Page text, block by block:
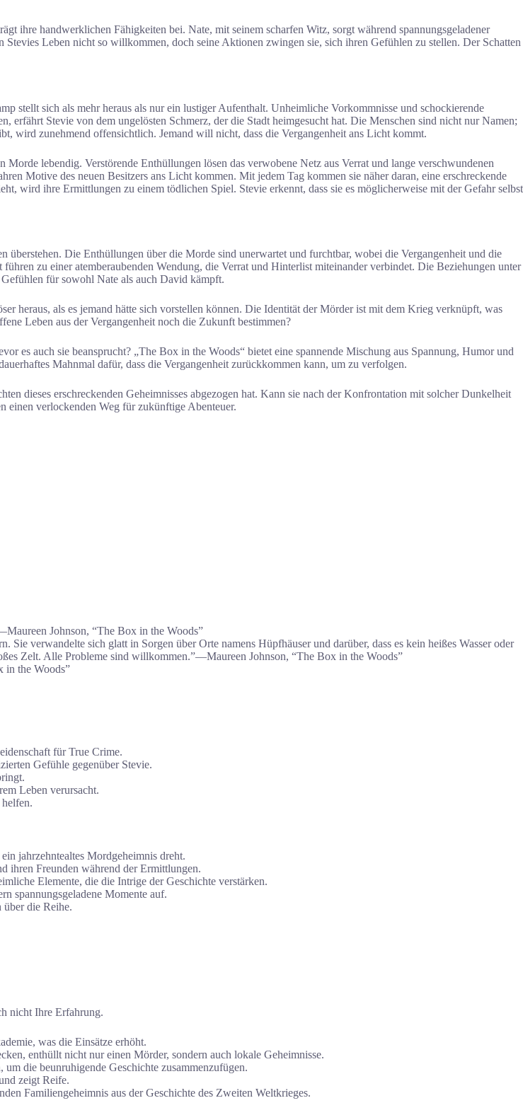
ihre handwerklichen Fähigkeiten bei. Nate, mit seinem scharfen Witz, sorgt während spannungsgeladener
Leben nicht so willkommen, doch seine Aktionen zwingen sie, sich ihren Gefühlen zu stellen. Der Schatten
stellt sich als mehr heraus als nur ein lustiger Aufenthalt. Unheimliche Vorkommnisse und schockierende
erfährt Stevie von dem ungelösten Schmerz, der die Stadt heimgesucht hat. Die Menschen sind nicht nur Namen;
wird zunehmend offensichtlich. Jemand will nicht, dass die Vergangenheit ans Licht kommt.
lebendig. Verstörende Enthüllungen lösen das verwobene Netz aus Verrat und lange verschwundenen
Motive des neuen Besitzers ans Licht kommen. Mit jedem Tag kommen sie näher daran, eine erschreckende
wird ihre Ermittlungen zu einem tödlichen Spiel. Stevie erkennt, dass sie es möglicherweise mit der Gefahr selbst
überstehen. Die Enthüllungen über die Morde sind unerwartet und furchtbar, wobei die Vergangenheit und die
zu einer atemberaubenden Wendung, die Verrat und Hinterlist miteinander verbindet. Die Beziehungen unter
für sowohl Nate als auch David kämpft.
heraus, als es jemand hätte sich vorstellen können. Die Identität der Mörder ist mit dem Krieg verknüpft, was
Leben aus der Vergangenheit noch die Zukunft bestimmen?
es auch sie beansprucht? „The Box in the Woods“ bietet eine spannende Mischung aus Spannung, Humor und
Mahnmal dafür, dass die Vergangenheit zurückkommen kann, um zu verfolgen.
dieses erschreckenden Geheimnisses abgezogen hat. Kann sie nach der Konfrontation mit solcher Dunkelheit
einen verlockenden Weg für zukünftige Abenteuer.
Johnson, “The Box in the Woods”
verwandelte sich glatt in Sorgen über Orte namens Hüpfhäuser und darüber, dass es kein heißes Wasser oder
Zelt. Alle Probleme sind willkommen.”―Maureen Johnson, “The Box in the Woods”
in the Woods”
für True Crime.
Gefühle gegenüber Stevie.
Leben verursacht.
jahrzehntealtes Mordgeheimnis dreht.
ihren Freunden während der Ermittlungen.
Elemente, die die Intrige der Geschichte verstärken.
spannungsgeladene Momente auf.
über die Reihe.
nicht Ihre Erfahrung.
was die Einsätze erhöht.
enthüllt nicht nur einen Mörder, sondern auch lokale Geheimnisse.
die beunruhigende Geschichte zusammenzufügen.
zeigt Reife.
Familiengeheimnis aus der Geschichte des Zweiten Weltkrieges.